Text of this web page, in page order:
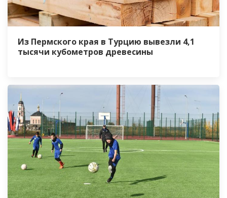
Из Пермского края в Турцию вывезли 4,1
тысячи кубометров древесины